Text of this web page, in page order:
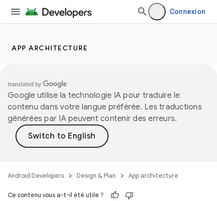
Connexion
APP ARCHITECTURE
Google utilise la technologie IA pour traduire le
contenu dans votre langue préférée. Les traductions
générées par IA peuvent contenir des erreurs.
Android Developers Design & Plan App architecture
Ce contenu vous a-t-il été utile ?